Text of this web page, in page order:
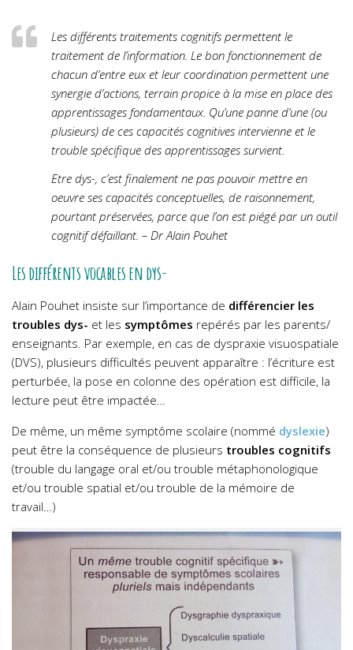
Les différents traitements cognitifs permettent le
traitement de l’information. Le bon fonctionnement de
chacun d’entre eux et leur coordination permettent une
synergie d’actions, terrain propice à la mise en place des
apprentissages fondamentaux. Qu’une panne d’une (ou
plusieurs) de ces capacités cognitives intervienne et le
trouble spécifique des apprentissages survient.
Etre dys-, c’est finalement ne pas pouvoir mettre en
oeuvre ses capacités conceptuelles, de raisonnement,
pourtant préservées, parce que l’on est piégé par un outil
cognitif défaillant. – Dr Alain Pouhet
Les différents vocables en dys-
Alain Pouhet insiste sur l’importance de différencier les
troubles dys- et les symptômes repérés par les parents/
enseignants. Par exemple, en cas de dyspraxie visuospatiale
(DVS), plusieurs difficultés peuvent apparaître : l’écriture est
perturbée, la pose en colonne des opération est difficile, la
lecture peut être impactée…
De même, un même symptôme scolaire (nommé dyslexie)
peut être la conséquence de plusieurs troubles cognitifs
(trouble du langage oral et/ou trouble métaphonologique
et/ou trouble spatial et/ou trouble de la mémoire de
travail…)